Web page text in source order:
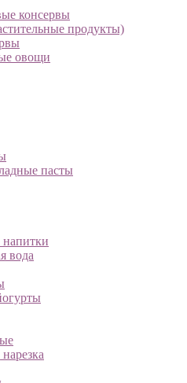
консервы
продукты)
овощи
пасты
вода